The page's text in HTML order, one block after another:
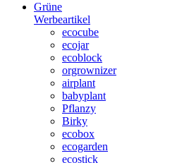
Grüne
Werbeartikel
ecocube
ecojar
ecoblock
orgrownizer
airplant
babyplant
Pflanzy
Birky
ecobox
ecogarden
ecostick